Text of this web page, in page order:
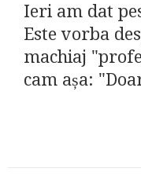
Ieri am dat
Este vorba
machiaj
cam așa: